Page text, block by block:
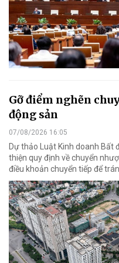
Gỡ điểm nghẽn
động sản
07/08/2026 16:05
Dự thảo Luật Kinh doanh Bất
thiện quy định về chuyển
điều khoản chuyển tiếp để